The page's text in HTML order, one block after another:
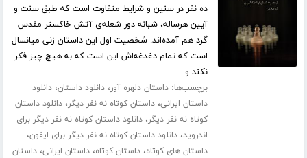
ده نفر در سنین و شرایط متفاوت است که طبق سنت و
آیین هرساله، شبانه دور شعله‌ی آتش خاکستر مقدس
گرد هم آمده‌اند. شخصیت اول این داستان زنی میانسال
است که تمام دغدغه‌اش این است که به هیچ چیز فکر
نکند و...
برچسب‌ها:داستان دلهره آور،دانلود داستان،دانلود
داستان ایرانی،داستان کوتاه نه نفر دیگر،دانلود داستان
کوتاه نه نفر دیگر،دانلود داستان کوتاه نه نفر دیگر برای
اندروید،دانلود داستان کوتاه نه نفر دیگر برای ایفون،
داستان های کوتاه،داستان کوتاه،داستان ایرانی،داستان